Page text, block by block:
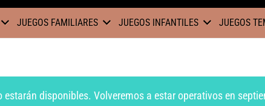
JUEGOS FAMILIARES JUEGOS INFANTILES JUEGOS
disponibles. Volveremos a estar operativos en